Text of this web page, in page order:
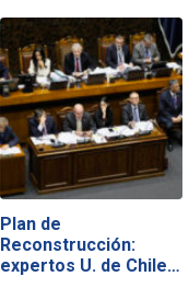
Plan de
Reconstrucción:
expertos U. de Chile…